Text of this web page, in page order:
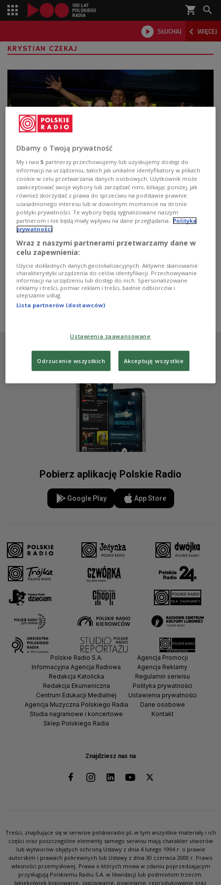
shopping_cart 
 SŁUCHAJ  WIĘCEJ

KRYSTIAN CZEKAJ
Wrestling. Udawanie, czy prawdziwa
walka?
Wrestling wielu osobom kojarzy się z czymś na wzór
sportowego teatru. Jednak jakie są fakty? - Wszystkie
upadki i rzuty, które wykonujemy, są prawdziwe i bolą -
mówi Michał Piecyk, który na ringu posługuje się
pseudonimem "Michał Fux". Piotr Galus rozmawiał z
Michałem Piecykiem, Erykiem Lesakiem i Krystianem
Czekajem z Kombat Pro Wrestling o tym, jaki wrestling
jest naprawdę.
Zobacz więcej na temat:Piotr Galus
Czwórka
aktywność fizyczna
Eryk Lesak
Pobierz aplikację Polskie Radio
Google Play App Store
Znajdziesz nas na
Polskie Radio S.A.
Informacyjna Agencja Radiowa
Redakcja Katolicka
Redakcja Ekumeniczna
Centrum Edukacji Medialnej
Agencja Muzyczna Polskiego Radia
Studia nagraniowe i koncertowe
Sklep Polskiego Radia
Agencja Promocji
Agencja Reklamy
Regulamin serwisu
Polityka prywatności
Ustawienia prywatności
Dane osobowe
Kontakt
Treści, znajdujące się w serwisie polskieradio.pl, w tym wszystkie materiały i ich
części oraz poszczególne elementy samego serwisu mają charakter utworów
lub wytworów objętych ochroną Ustawy z dnia 4 lutego 1994 r. o prawie
autorskim i prawach pokrewnych lub Ustawy z dnia 30 czerwca 2000 r. Prawo
własności przemysłowej. Prawa o których mowa w zdaniu poprzedzającym
przysługują Polskiemu Radiu S.A. w likwidacji lub podmiotom trzecim.
Jakiekolwiek kopiowanie, zapisywanie, powielanie, reprodukowanie oraz
Dbamy o Twoją prywatność
My i nasi5 partnerzy przechowujemy lub uzyskujemy dostęp do
informacji na urządzeniu, takich jak unikalne identyfikatory w plikach
cookie w celu przetwarzania danych osobowych. Użytkownik może
zaakceptować swoje wybory lub zarządzać nimi, klikając poniżej, jak
również skorzystać z prawa do sprzeciwu na podstawie prawnie
uzasadnionego interesu lub w dowolnym momencie na stronie
polityki prywatności. Te wybory będą sygnalizowane naszym
partnerom i nie będą miały wpływu na dane przeglądania.
Polityka
prywatności
Wraz z naszymi partnerami przetwarzamy dane w
celu zapewnienia:
Użycie dokładnych danych geolokalizacyjnych. Aktywne skanowanie
charakterystyki urządzenia do celów identyfikacji. Przechowywanie
informacji na urządzeniu lub dostęp do nich. Spersonalizowane
reklamy i treści, pomiar reklam i treści, badnie odbiorców i
ulepszanie usług.
Lista partnerów (dostawców)
Ustawienia zaawansowane
Odrzucenie wszystkich Akceptuję wszystkie